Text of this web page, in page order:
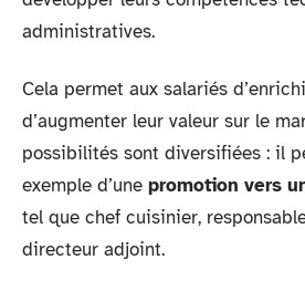
administratives.
Cela permet aux salariés
d’augmenter leur valeur sur le
possibilités sont diversifiées : il
exemple d’une promotion vers
tel que chef cuisinier,
directeur adjoint.